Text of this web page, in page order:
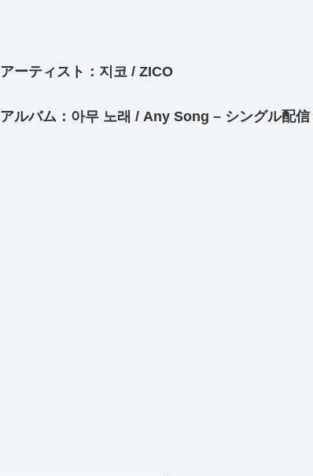
アーティスト：지코 / ZICO
アルバム：아무 노래 / Any Song – シングル配信